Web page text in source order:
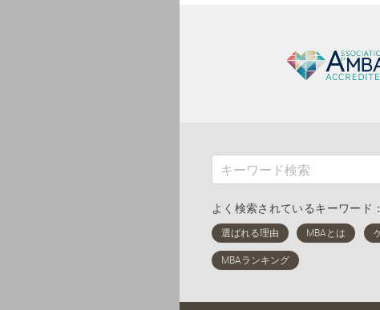
よく検索されているキーワード：